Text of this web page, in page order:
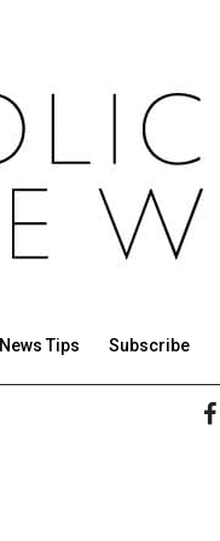
News Tips Subscribe